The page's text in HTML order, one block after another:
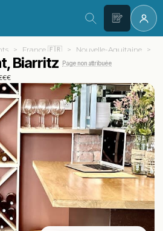
France 🇫🇷 Nouvelle-Aquitaine
Biarritz Page non attribuée